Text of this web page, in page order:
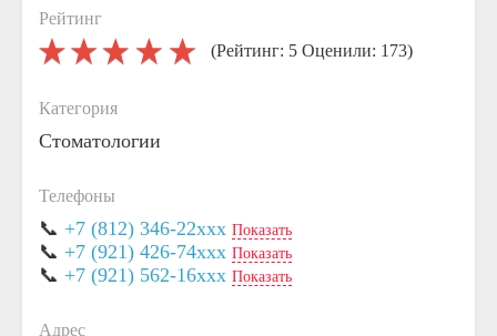
Рейтинг
(Рейтинг: 5 Оценили: 173)
Категория
Стоматологии
Телефоны
📞 +7 (812) 346-22xxx Показать
📞 +7 (921) 426-74xxx Показать
📞 +7 (921) 562-16xxx Показать
Адрес